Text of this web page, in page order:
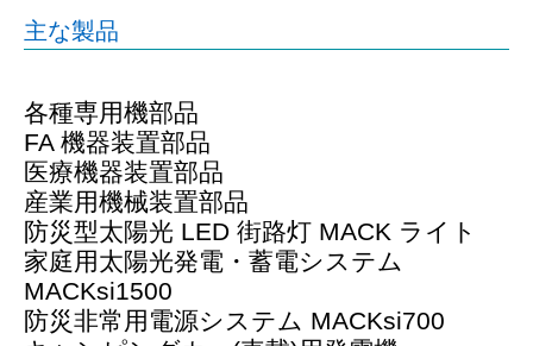
主な製品
各種専用機部品
FA 機器装置部品
医療機器装置部品
産業用機械装置部品
防災型太陽光 LED 街路灯 MACK ライト
家庭用太陽光発電・蓄電システム
MACKsi1500
防災非常用電源システム MACKsi700